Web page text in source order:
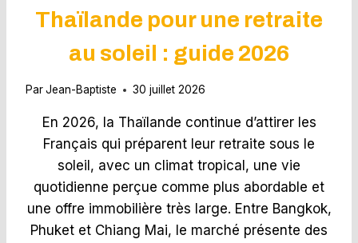
L
S
E
:
P
O
E
N
Thaïlande pour une retraite
au soleil : guide 2026
ParJean-Baptiste 30 juillet 2026
En 2026, la Thaïlande continue d’attirer les
Français qui préparent leur retraite sous le
soleil, avec un climat tropical, une vie
quotidienne perçue comme plus abordable et
une offre immobilière très large. Entre Bangkok,
Phuket et Chiang Mai, le marché présente des